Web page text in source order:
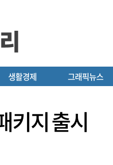
생활경제 그래픽뉴스
키지 출시